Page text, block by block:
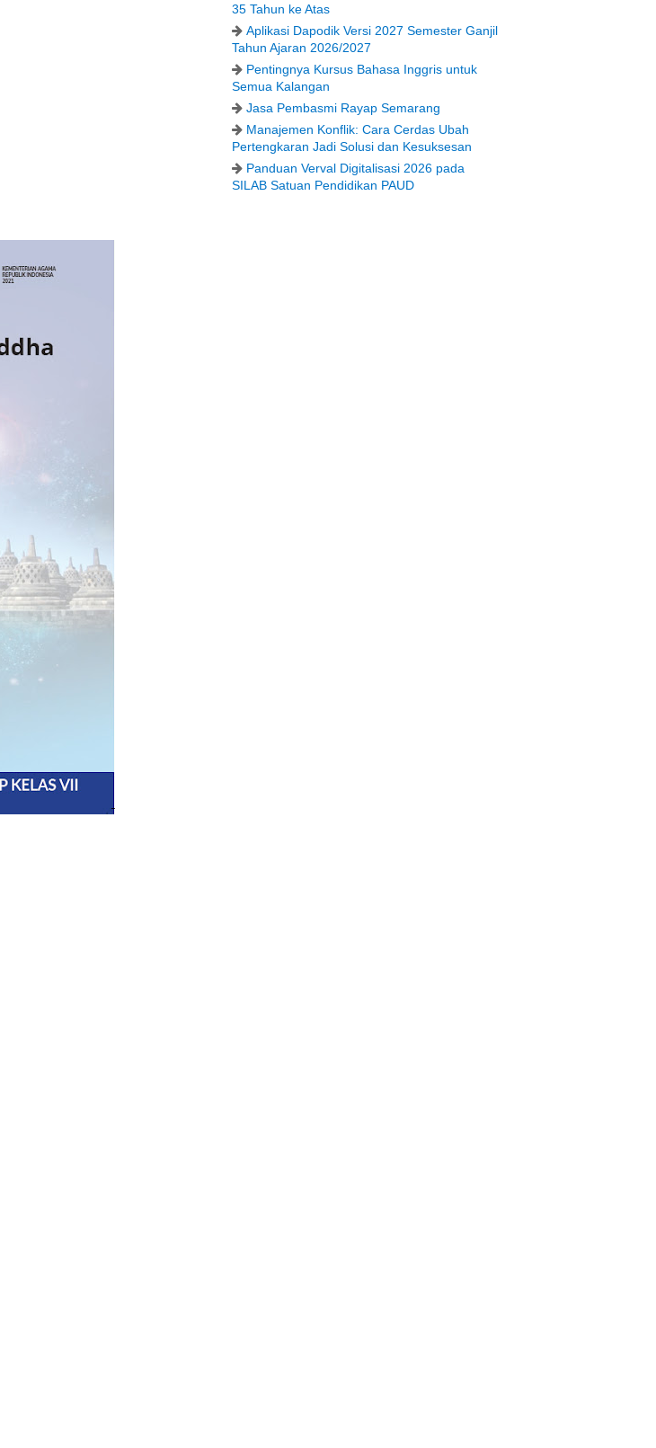
35 Tahun ke Atas
Aplikasi Dapodik Versi 2027 Semester Ganjil
Tahun Ajaran 2026/2027
Pentingnya Kursus Bahasa Inggris untuk
Semua Kalangan
Jasa Pembasmi Rayap Semarang
Manajemen Konflik: Cara Cerdas Ubah
Pertengkaran Jadi Solusi dan Kesuksesan
Panduan Verval Digitalisasi 2026 pada
SILAB Satuan Pendidikan PAUD